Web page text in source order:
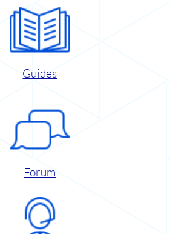
Guides
Forum